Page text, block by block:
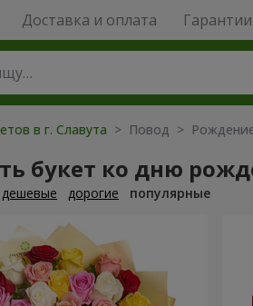
Доставка и оплата
в г. Славута > Повод > Рождение
букет ко дню
дешевые дорогие популярные